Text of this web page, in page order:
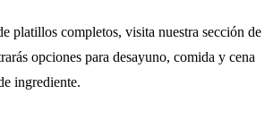
platillos completos, visita nuestra sección de
opciones para desayuno, comida y cena
ingrediente.